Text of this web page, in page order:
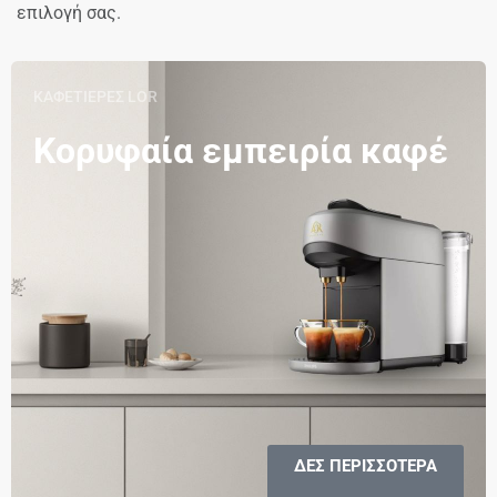
επιλογή σας.
ΚΑΦΕΤΙΕΡΕΣ LOR
Κορυφαία εμπειρία καφέ
ΔΕΣ ΠΕΡΙΣΣΟΤΕΡΑ